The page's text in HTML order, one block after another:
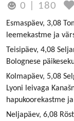
0 180
Esmaspäev, 3,08
leemekastme ja
Teisipäev, 4,08
Bolognese
Kolmapäev, 5,08
Lyoni leivaga
hapukoorekastme
Neljapäev, 6,08